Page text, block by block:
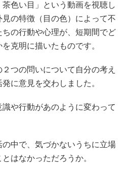
色い目」という動画を視聴し
の特徴（目の色）によって不
の行動や心理が、短期間でど
克明に描いたものです。
つの問いについて自分の考え
に意見を交わしました。
や行動があのように変わって
中で、気づかないうちに立場
はなかっただろうか。